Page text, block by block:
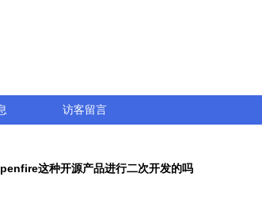
访客留言
这种开源产品进行二次开发的吗